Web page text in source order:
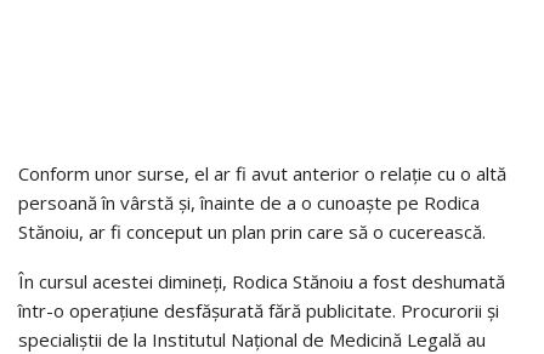
Conform unor surse, el ar fi avut anterior o relație cu o altă
persoană în vârstă și, înainte de a o cunoaște pe Rodica
Stănoiu, ar fi conceput un plan prin care să o cucerească.
În cursul acestei dimineți, Rodica Stănoiu a fost deshumată
într-o operațiune desfășurată fără publicitate. Procurorii și
specialiștii de la Institutul Național de Medicină Legală au